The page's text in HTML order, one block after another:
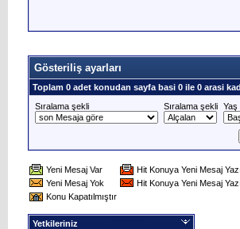
Gösteriliş ayarları
Toplam 0 adet konudan sayfa basi 0 ile 0 arasi
Sıralama şekli
Sıralama şekli Yaş
Yeni Mesaj Var
Hit Konuya Yeni Mesaj
Yeni Mesaj Yok
Hit Konuya Yeni Mesaj
Konu Kapatılmıştır
Yetkileriniz